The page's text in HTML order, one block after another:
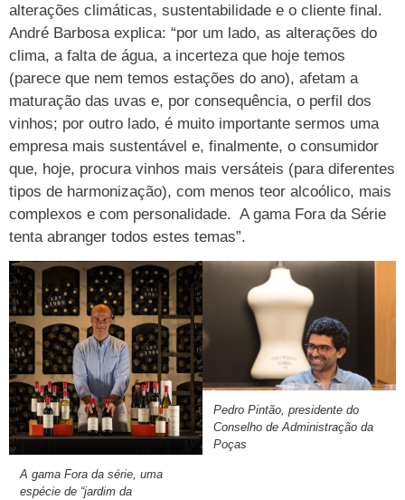
alterações climáticas, sustentabilidade e o cliente final.
André Barbosa explica: “por um lado, as alterações do
clima, a falta de água, a incerteza que hoje temos
(parece que nem temos estações do ano), afetam a
maturação das uvas e, por consequência, o perfil dos
vinhos; por outro lado, é muito importante sermos uma
empresa mais sustentável e, finalmente, o consumidor
que, hoje, procura vinhos mais versáteis (para diferentes
tipos de harmonização), com menos teor alcoólico, mais
complexos e com personalidade. A gama Fora da Série
tenta abranger todos estes temas”.
A gama Fora da série, uma
espécie de “jardim da
Pedro Pintão, presidente do
Conselho de Administração da
Poças